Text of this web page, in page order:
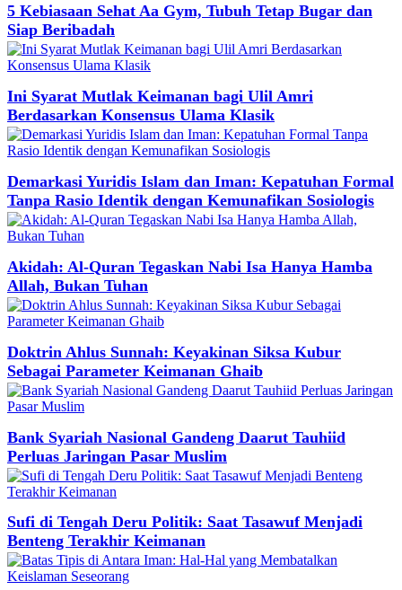
5 Kebiasaan Sehat Aa Gym, Tubuh Tetap Bugar dan
Siap Beribadah
Ini Syarat Mutlak Keimanan bagi Ulil Amri
Berdasarkan Konsensus Ulama Klasik
Demarkasi Yuridis Islam dan Iman: Kepatuhan Formal
Tanpa Rasio Identik dengan Kemunafikan Sosiologis
Akidah: Al-Quran Tegaskan Nabi Isa Hanya Hamba
Allah, Bukan Tuhan
Doktrin Ahlus Sunnah: Keyakinan Siksa Kubur
Sebagai Parameter Keimanan Ghaib
Bank Syariah Nasional Gandeng Daarut Tauhiid
Perluas Jaringan Pasar Muslim
Sufi di Tengah Deru Politik: Saat Tasawuf Menjadi
Benteng Terakhir Keimanan